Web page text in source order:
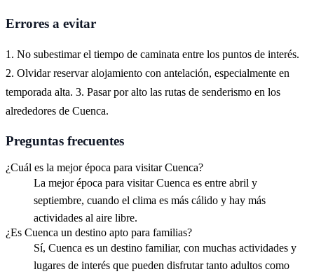
Errores a evitar
1. No subestimar el tiempo de caminata entre los puntos de interés.
2. Olvidar reservar alojamiento con antelación, especialmente en
temporada alta. 3. Pasar por alto las rutas de senderismo en los
alrededores de Cuenca.
Preguntas frecuentes
¿Cuál es la mejor época para visitar Cuenca?
La mejor época para visitar Cuenca es entre abril y
septiembre, cuando el clima es más cálido y hay más
actividades al aire libre.
¿Es Cuenca un destino apto para familias?
Sí, Cuenca es un destino familiar, con muchas actividades y
lugares de interés que pueden disfrutar tanto adultos como